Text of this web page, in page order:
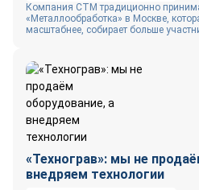
Компания СТМ традиционно
«Металлообработка» в Москве,
масштабнее, собирает больше
«Технограв»: мы не
внедряем технологии